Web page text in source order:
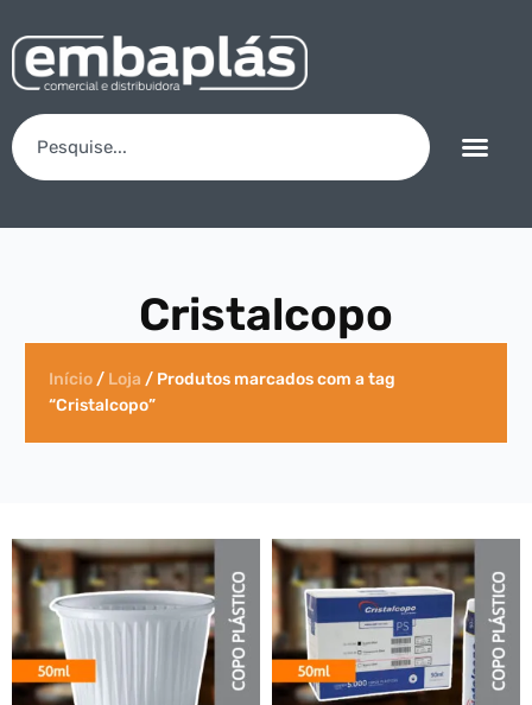
Cristalcopo
Início/ Loja / Produtos marcados com a tag
“Cristalcopo”